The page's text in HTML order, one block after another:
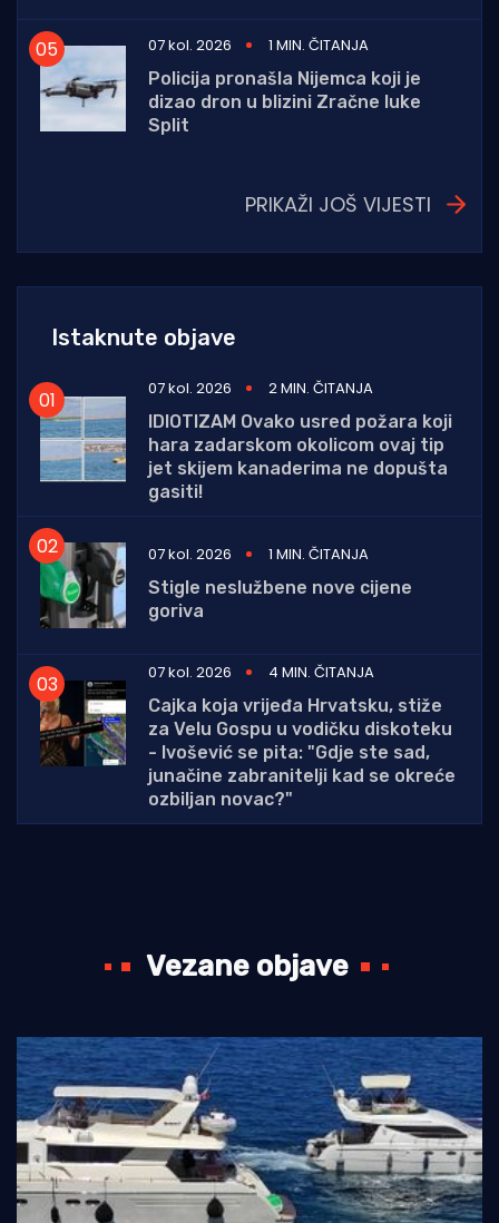
07 kol. 2026
1 MIN. ČITANJA
Policija pronašla Nijemca koji je
dizao dron u blizini Zračne luke
Split
PRIKAŽI JOŠ VIJESTI
Istaknute objave
07 kol. 2026
2 MIN. ČITANJA
IDIOTIZAM Ovako usred požara koji
hara zadarskom okolicom ovaj tip
jet skijem kanaderima ne dopušta
gasiti!
07 kol. 2026
1 MIN. ČITANJA
Stigle neslužbene nove cijene
goriva
07 kol. 2026
4 MIN. ČITANJA
Cajka koja vrijeđa Hrvatsku, stiže
za Velu Gospu u vodičku diskoteku
- Ivošević se pita: "Gdje ste sad,
junačine zabranitelji kad se okreće
ozbiljan novac?"
Vezane objave